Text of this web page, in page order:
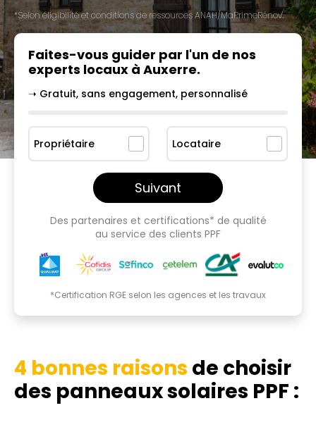
*Selon éligibilité et conditions de ressources ANAH/MaPrimeRénov'.
Faites-vous guider par l'un de nos
experts locaux à Auxerre.
➝ Gratuit, sans engagement, personnalisé
Propriétaire Locataire
Suivant
Des partenaires et certifications* de qualité
au service des clients PPF
*Certification RGE selon les agences et les travaux
4 bonnes raisons de choisir
des panneaux solaires PPF :